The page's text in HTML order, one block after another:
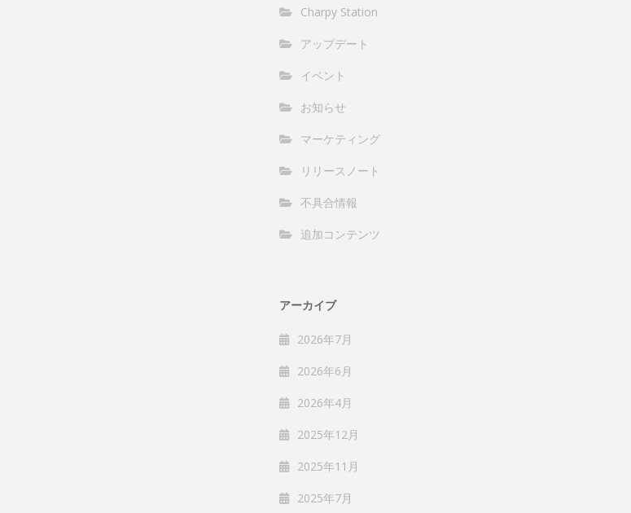
Charpy Station
アップデート
イベント
お知らせ
マーケティング
リリースノート
不具合情報
追加コンテンツ
アーカイブ
2026年7月
2026年6月
2026年4月
2025年12月
2025年11月
2025年7月